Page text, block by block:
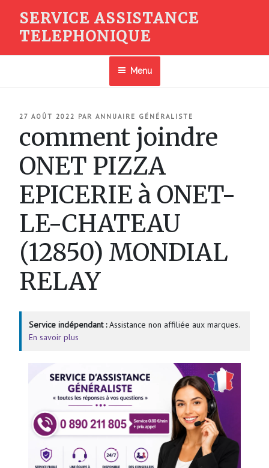
contenu
SERVICE ASSISTANCE
TELEPHONIQUE
Menu
PUBLIÉ
27 AOÛT 2022 PAR ANNUAIRE GÉNÉRALISTE
comment joindre
ONET PIZZA
EPICERIE à ONET-
LE-CHATEAU
(12850) MONDIAL
RELAY
Service indépendant :Assistance non affiliée aux marques.
En savoir plus